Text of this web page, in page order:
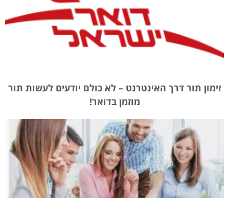
זימון תור דרך האינטרנט – לא כולם יודעים לעשות תור
מוזמן בדואר!